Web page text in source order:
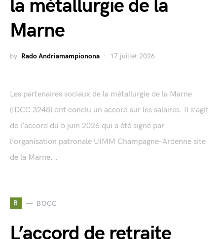
la métallurgie de la
Marne
by Rado Andriamampionona 17 juillet 2026
Les partenaires sociaux de la métallurgie de la Marne
(IDCC 3248) ont conclu un accord sur les salaires. Il s’agit
de l’accord du 5 juin 2026 qui a été signé par
l’organisation patronale UIMM Champagne-Ardenne site
de la Marne...
B BOCC
L’accord de retraite